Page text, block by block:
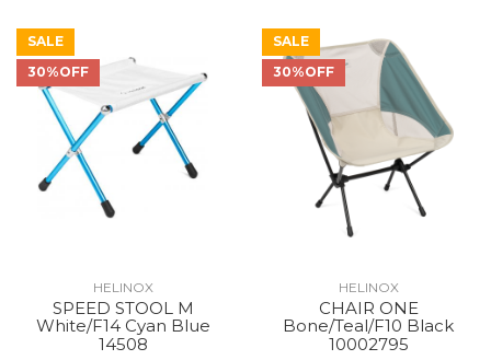
SALE
30%OFF
HELINOX
SPEED STOOL M
White/F14 Cyan Blue
14508
SALE
30%OFF
HELINOX
CHAIR ONE
Bone/Teal/F10 Black
10002795